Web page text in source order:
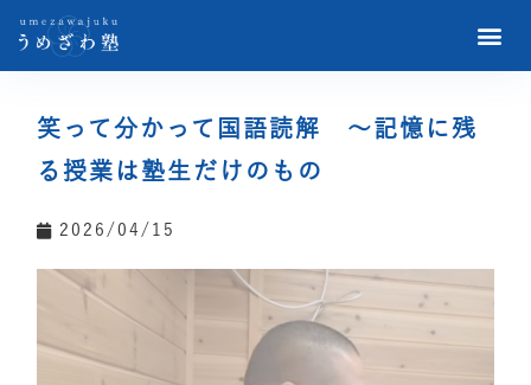
笑って分かって国語読解 ～記憶に残
る授業は塾生だけのもの
2026/04/15